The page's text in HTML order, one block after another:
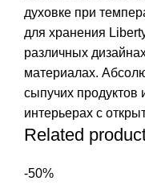
духовке при
для хранения
различных
материалах.
сыпучих продуктов
интерьерах с
Related
-50%